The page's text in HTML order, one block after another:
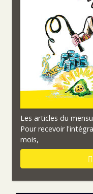
Les articles du
Pour recevoir
mois,